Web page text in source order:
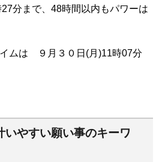
分まで、48時間以内もパワーは
ムは ９月３０日(月)11時07分
いやすい願い事のキーワ